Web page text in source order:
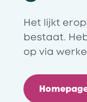
Het lijkt
bestaat.
op via